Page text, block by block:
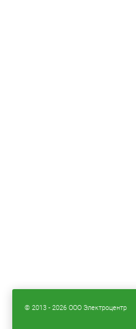
© 2013 - 2026 ООО Электроцентр